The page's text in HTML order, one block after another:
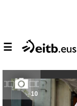
☰
10